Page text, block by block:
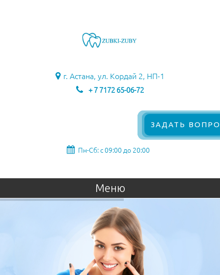
г. Астана, ул. Кордай 2, НП-1
+ 7 7172 65-06-72
ЗАДАТЬ
Пн-Сб: с 09:00 до 20:00
Меню